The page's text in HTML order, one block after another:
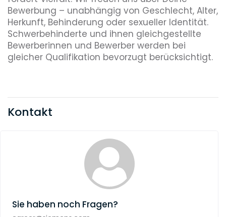
Bewerbung – unabhängig von Geschlecht, Alter,
Herkunft, Behinderung oder sexueller Identität.
Schwerbehinderte und ihnen gleichgestellte
Bewerberinnen und Bewerber werden bei
gleicher Qualifikation bevorzugt berücksichtigt.
Kontakt
Sie haben noch Fragen?